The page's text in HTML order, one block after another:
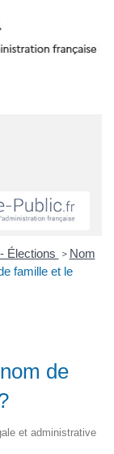
Élections > Nom
famille et le
de
et administrative